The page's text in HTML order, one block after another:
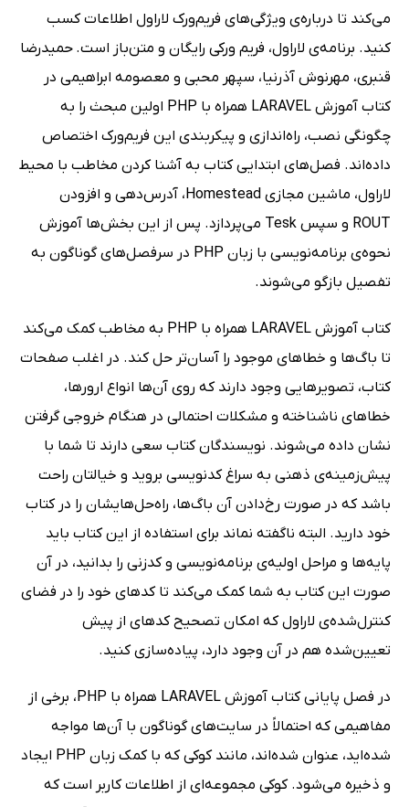
می‌کند تا درباره‌ی ویژگی‌های فریم‌ورک لاراول اطلاعات کسب
کنید. برنامه‌ی لاراول، فریم ورکی رایگان و متن‌باز است. حمیدرضا
قنبری، مهرنوش آذرنیا، سپهر محبی و معصومه ابراهیمی در
کتاب آموزش LARAVEL همراه با PHP اولین مبحث را به
چگونگی نصب، راه‌اندازی و پیکربندی این فریم‌ورک اختصاص
داده‌اند. فصل‌های ابتدایی کتاب به آشنا کردن مخاطب با محیط
لاراول، ماشین مجازی Homestead، آدرس‌دهی و افزودن
ROUT و سپس Tesk می‌پردازد. پس از این بخش‌ها آموزش
نحوه‌ی برنامه‌نویسی با زبان PHP در سرفصل‌های گوناگون به
تفصیل بازگو می‌شوند.
کتاب آموزش LARAVEL همراه با PHP به مخاطب کمک می‌کند
تا باگ‌ها و خطاهای موجود را آسان‌تر حل کند. در اغلب صفحات
کتاب، تصویرهایی وجود دارند که روی آن‌ها انواع ارورها،
خطاهای ناشناخته و مشکلات احتمالی در هنگام خروجی‌ گرفتن
نشان داده می‌شوند. نویسندگان کتاب سعی دارند تا شما با
پیش‌زمینه‌ی ذهنی به سراغ کدنویسی بروید و خیالتان راحت
باشد که در صورت رخ‌دادن آن باگ‌ها، راه‌حل‌هایشان را در کتاب
خود دارید. البته ناگفته نماند برای استفاده از این کتاب باید
پایه‌ها و مراحل اولیه‌ی برنامه‌نویسی و کدزنی را بدانید، در آن
صورت این کتاب به شما کمک می‌کند تا کدهای خود را در فضای
کنترل‌شده‌ی لاراول که امکان تصحیح کدهای از پیش
تعیین‌شده هم در آن وجود دارد، پیاده‌سازی کنید.
در فصل پایانی کتاب آموزش LARAVEL همراه با PHP، برخی از
مفاهیمی که احتمالاً در سایت‌های گوناگون با آن‌ها مواجه
شده‌اید، عنوان شده‌اند، مانند کوکی که با کمک زبان PHP ایجاد
و ذخیره می‌شود. کوکی مجموعه‌ای از اطلاعات کاربر است که